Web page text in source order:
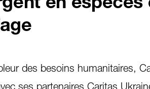
en
des besoins humanitaires,
ses partenaires Caritas